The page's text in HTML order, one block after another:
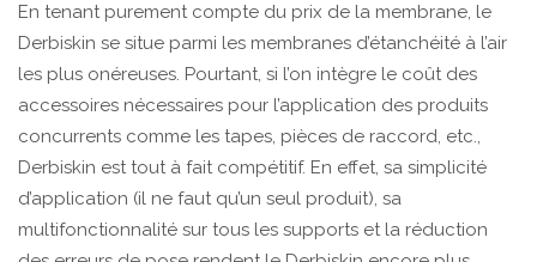
En tenant purement compte du prix de la membrane, le
Derbiskin se situe parmi les membranes d’étanchéité à l’air
les plus onéreuses. Pourtant, si l’on intègre le coût des
accessoires nécessaires pour l’application des produits
concurrents comme les tapes, pièces de raccord, etc.,
Derbiskin est tout à fait compétitif. En effet, sa simplicité
d’application (il ne faut qu’un seul produit), sa
multifonctionnalité sur tous les supports et la réduction